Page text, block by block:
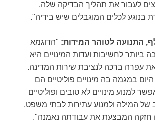
לעבור את תהליך הבדיקה שלה.
בנוגע לכלים המוגבלים שיש בידיה".
התנועה לטוהר המידות: "הדוגמא
ביותר לחשיבות ועדות המינויים היא
את עפרה ברכה לנציבת שירות המדינה.
במגמה בה מינויים פוליטיים הם
למנוע מינויים לא טובים ופוליטיים
של המילה ולמנוע עתירות לבתי משפט,
חזקה המבצעת את עבודתה נאמנה".